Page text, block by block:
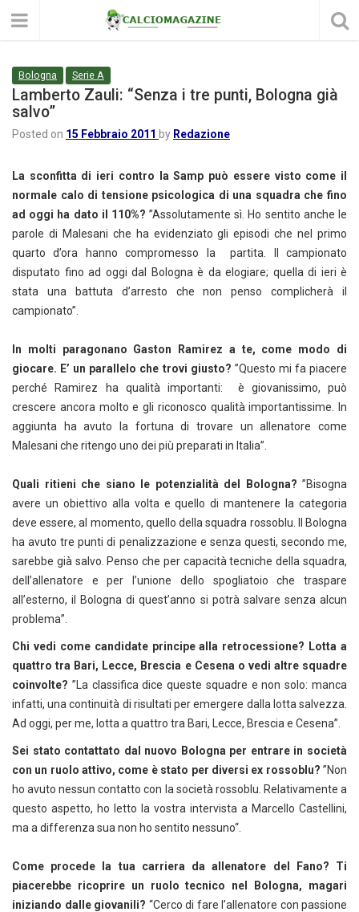
Bologna Serie A
Lamberto Zauli: “Senza i tre punti, Bologna già
salvo”
Posted on 15 Febbraio 2011 by Redazione
La sconfitta di ieri contro la Samp può essere visto come il
normale calo di tensione psicologica di una squadra che fino
ad oggi ha dato il 110%?”Assolutamente sì. Ho sentito anche le
parole di Malesani che ha evidenziato gli episodi che nel primo
quarto d’ora hanno compromesso la partita. Il campionato
disputato fino ad oggi dal Bologna è da elogiare; quella di ieri è
stata una battuta d’arresto che non penso complicherà il
campionato”.
In molti paragonano Gaston Ramirez a te, come modo di
giocare. E’ un parallelo che trovi giusto? ”Questo mi fa piacere
perché Ramirez ha qualità importanti: è giovanissimo, può
crescere ancora molto e gli riconosco qualità importantissime. In
aggiunta ha avuto la fortuna di trovare un allenatore come
Malesani che ritengo uno dei più preparati in Italia”.
Quali ritieni che siano le potenzialità del Bologna? ”Bisogna
avere un obiettivo alla volta e quello di mantenere la categoria
deve essere, al momento, quello della squadra rossoblu. Il Bologna
ha avuto tre punti di penalizzazione e senza questi, secondo me,
sarebbe già salvo. Penso che per capacità tecniche della squadra,
dell’allenatore e per l’unione dello spogliatoio che traspare
all’esterno, il Bologna di quest’anno si potrà salvare senza alcun
problema”.
Chi vedi come candidate principe alla retrocessione? Lotta a
quattro tra Bari, Lecce, Brescia e Cesena o vedi altre squadre
coinvolte? ”La classifica dice queste squadre e non solo: manca
infatti, una continuità di risultati per emergere dalla lotta salvezza.
Ad oggi, per me, lotta a quattro tra Bari, Lecce, Brescia e Cesena”.
Sei stato contattato dal nuovo Bologna per entrare in società
con un ruolo attivo, come è stato per diversi ex rossoblu? ”Non
ho avuto nessun contatto con la società rossoblu. Relativamente a
questo aspetto, ho letto la vostra intervista a Marcello Castellini,
ma a differenza sua non ho sentito nessuno“.
Come procede la tua carriera da allenatore del Fano? Ti
piacerebbe ricoprire un ruolo tecnico nel Bologna, magari
iniziando dalle giovanili? “Cerco di fare l’allenatore con passione